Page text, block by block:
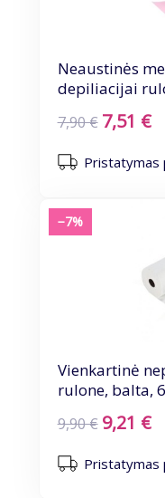
Neaustinės
depiliacijai
7,90 € 7,51 €
Pristatymas
Vienkartinė
rulone, balta,
9,90 € 9,21 €
Pristatymas
−7%